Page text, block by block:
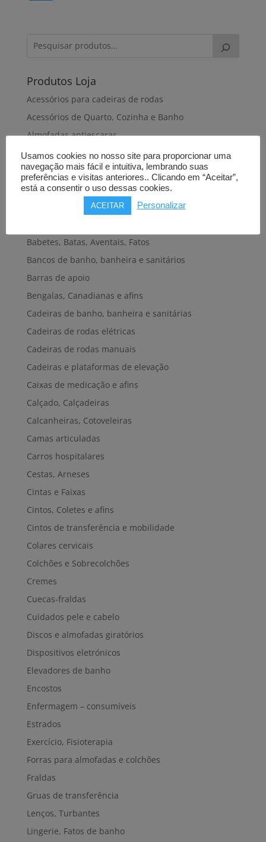
Produtos Loja
Acessórios para cadeiras de rodas
Acessórios de Quarto, Cozinha e Banho
Almofadas antiescaras
Almofadas de dormir
Almofadas de posicionamento
Alteadores de sanita
Andadeiras, Andarilhos
Babetes, Batas, Aventais, Fatos
Bancos de banho, banheira e sanitários
Barras de apoio
Bengalas, Canadianas e afins
Cadeiras de banho, banheira e sanitárias
Cadeiras de rodas elétricas
Cadeiras de rodas manuais
Cadeiras e plataformas de elevação
Caixas de medicação e afins
Calçado, Calçadeiras
Calcanheiras, Cotoveleiras
Camas articuladas
Carros hospitalares
Cestas, Arneses
Cintas e Faixas
Cintos, Coletes e afins
Cintos de transferência e mobilidade
Colares cervicais
Colchões e Sobrecolchões
Cremes
Cuecas-fraldas
Cuidados pele e cabelo
Discos e almofadas giratórios
Dispositivos eletrónicos
Elevadores de banho
Encostos
Enfermagem – consumíveis
Estrados
Exercício, Fisioterapia
Forras para almofadas e colchões
Fraldas
Gruas de transferência
Lenços, Turbantes
Lingerie, Fatos de banho
Usamos cookies no nosso site para proporcionar uma
navegação mais fácil e intuitiva, lembrando suas
preferências e visitas anteriores.. Clicando em “Aceitar”,
está a consentir o uso dessas cookies.
ACEITAR Personalizar